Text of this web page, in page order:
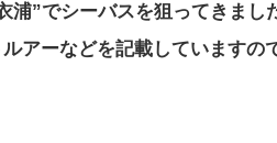
浦”でシーバスを狙ってきまし
アーなどを記載していますの